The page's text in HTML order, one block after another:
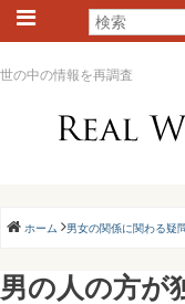
世の中の情報を再調査
ホーム 男女の関係に関わる疑
男の人の方が